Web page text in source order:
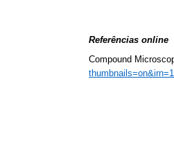
Referências online
Compound